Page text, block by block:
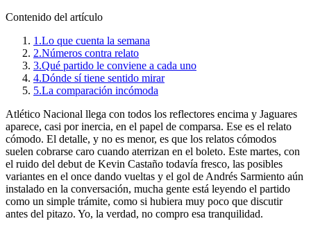
Contenido del artículo
1.Lo que cuenta la semana
2.Números contra relato
3.Qué partido le conviene a cada uno
4.Dónde sí tiene sentido mirar
5.La comparación incómoda
Atlético Nacional llega con todos los reflectores encima y Jaguares
aparece, casi por inercia, en el papel de comparsa. Ese es el relato
cómodo. El detalle, y no es menor, es que los relatos cómodos
suelen cobrarse caro cuando aterrizan en el boleto. Este martes, con
el ruido del debut de Kevin Castaño todavía fresco, las posibles
variantes en el once dando vueltas y el gol de Andrés Sarmiento aún
instalado en la conversación, mucha gente está leyendo el partido
como un simple trámite, como si hubiera muy poco que discutir
antes del pitazo. Yo, la verdad, no compro esa tranquilidad.